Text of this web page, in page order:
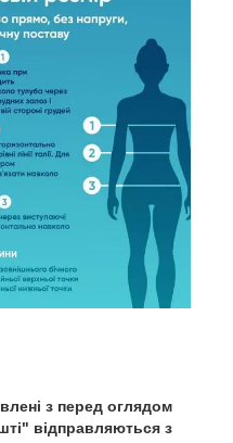
з перед оглядом
відправляються з